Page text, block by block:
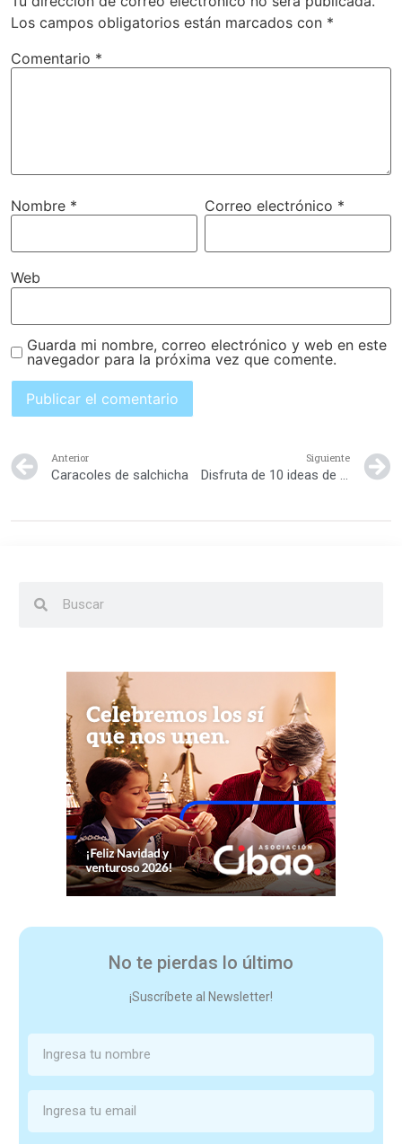
Los campos obligatorios están marcados con *
Comentario *
Nombre * Correo electrónico *
Web
Guarda mi nombre, correo electrónico y web en este
navegador para la próxima vez que comente.
Anterior
Caracoles de salchicha
Siguiente
Disfruta de 10 ideas de Loncheras Nutritivas
No te pierdas lo último
¡Suscríbete al Newsletter!